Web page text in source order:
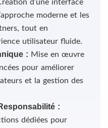
d’une interface
moderne et les
tout en
utilisateur fluide.
: Mise en œuvre
pour améliorer
et la gestion des
:
dédiées pour